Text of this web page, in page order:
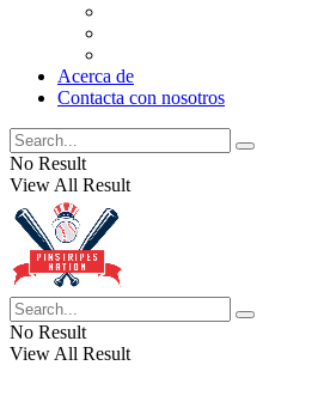
Acerca de
Contacta con nosotros
No Result
View All Result
No Result
View All Result